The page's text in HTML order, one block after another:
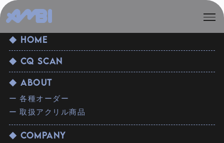
◆ HOME
◆ CQ SCAN
◆ ABOUT
ー 各種オーダー
ー 取扱アクリル商品
◆ COMPANY